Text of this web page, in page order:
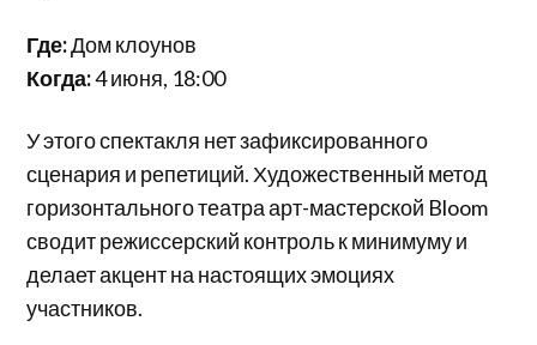
Где:Дом клоунов
Когда:4 июня, 18:00
У этого спектакля нет зафиксированного
сценария и репетиций. Художественный метод
горизонтального театра арт-мастерской Bloom
сводит режиссерский контроль к минимуму и
делает акцент на настоящих эмоциях
участников.